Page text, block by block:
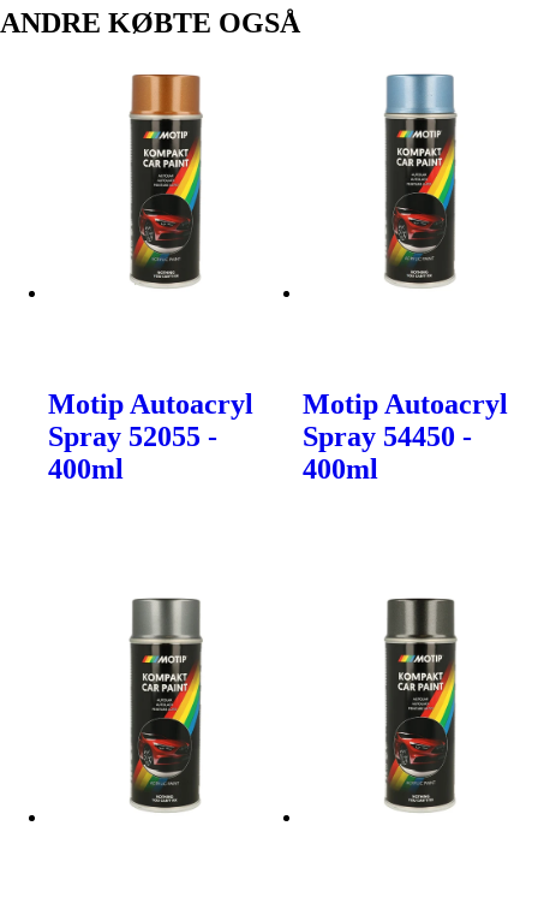
ANDRE KØBTE OGSÅ
Motip Autoacryl
Spray 52055 -
400ml
Motip Autoacryl
Spray 54450 -
400ml